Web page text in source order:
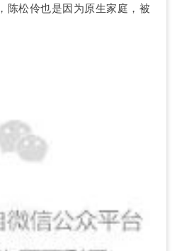
陈松伶也是因为原生家庭，被